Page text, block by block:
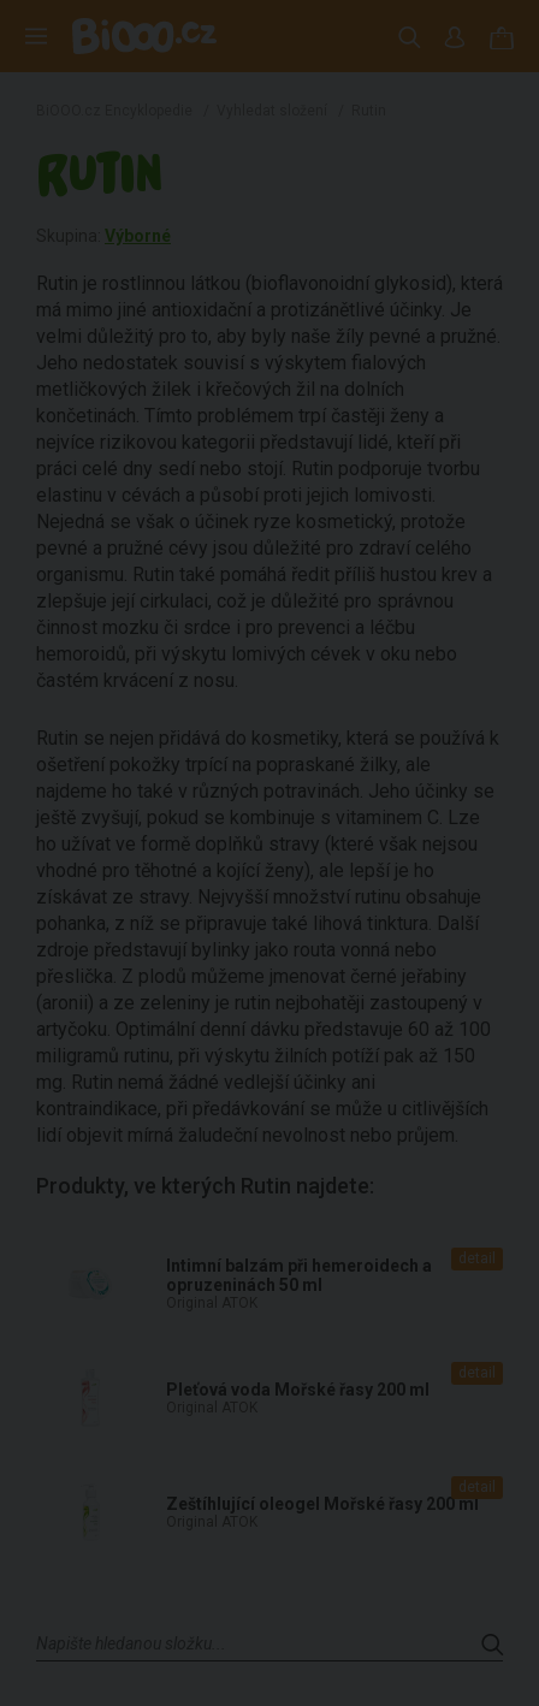
RUTIN
Výborné
Rutin je rostlinnou látkou (bioflavonoidní glykosid), která
má mimo jiné antioxidační a protizánětlivé účinky. Je
velmi důležitý pro to, aby byly naše žíly pevné a pružné.
Jeho nedostatek souvisí s výskytem fialových
metličkových žilek i křečových žil na dolních
končetinách. Tímto problémem trpí častěji ženy a
nejvíce rizikovou kategorii představují lidé, kteří při
práci celé dny sedí nebo stojí. Rutin podporuje tvorbu
elastinu v cévách a působí proti jejich lomivosti.
Nejedná se však o účinek ryze kosmetický, protože
pevné a pružné cévy jsou důležité pro zdraví celého
organismu. Rutin také pomáhá ředit příliš hustou krev a
zlepšuje její cirkulaci, což je důležité pro správnou
činnost mozku či srdce i pro prevenci a léčbu
hemoroidů, při výskytu lomivých cévek v oku nebo
častém krvácení z nosu.
Rutin se nejen přidává do kosmetiky, která se používá k
ošetření pokožky trpící na popraskané žilky, ale
najdeme ho také v různých potravinách. Jeho účinky se
ještě zvyšují, pokud se kombinuje s vitaminem C. Lze
ho užívat ve formě doplňků stravy (které však nejsou
vhodné pro těhotné a kojící ženy), ale lepší je ho
získávat ze stravy. Nejvyšší množství rutinu obsahuje
pohanka, z níž se připravuje také lihová tinktura. Další
zdroje představují bylinky jako routa vonná nebo
přeslička. Z plodů můžeme jmenovat černé jeřabiny
(aronii) a ze zeleniny je rutin nejbohatěji zastoupený v
artyčoku. Optimální denní dávku představuje 60 až 100
miligramů rutinu, při výskytu žilních potíží pak až 150
mg. Rutin nemá žádné vedlejší účinky ani
kontraindikace, při předávkování se může u citlivějších
lidí objevit mírná žaludeční nevolnost nebo průjem.
Produkty, ve kterých Rutin najdete:
Intimní balzám při hemeroidech a
opruzeninách 50 ml
detail
Pleťová voda Mořské řasy 200 ml
detail
Zeštíhlující oleogel Mořské řasy 200 ml
detail